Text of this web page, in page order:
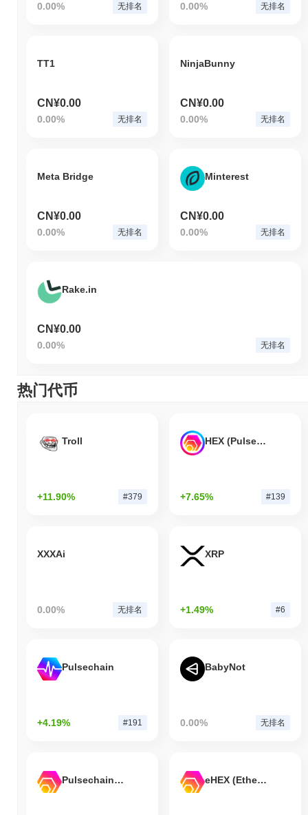
0.00% 无排名 0.00% 无排名
TT1
CN¥0.00
0.00% 无排名
NinjaBunny
CN¥0.00
0.00% 无排名
Meta Bridge
CN¥0.00
0.00% 无排名
Minterest
CN¥0.00
0.00% 无排名
Rake.in
CN¥0.00
0.00% 无排名
热门代币
Troll
+11.90% #379
HEX (Pulsechain)
+7.65% #139
XXXAi
0.00% 无排名
XRP
+1.49% #6
Pulsechain
+4.19% #191
BabyNot
0.00% 无排名
Pulsechain Bridged HEX (Pulsechain) eHEX (Ethereum)